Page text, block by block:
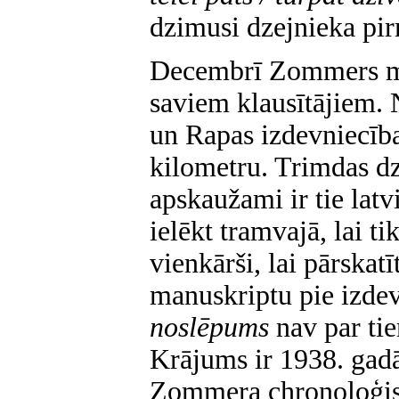
dzimusi dzejnieka
Decembrī Zommers
saviem klausītājiem.
un Rapas
kilometru. Trimdas
apskaužami ir tie
ielēkt tramvajā, lai
vienkārši, lai
manuskriptu pie
noslēpums nav par
Krājums ir 1938.
Zommera